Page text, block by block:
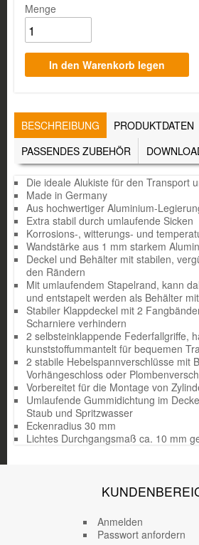
Menge
TABS
BESCHREIBUNG (AKTIVER
REITER)
PRODUKTDATEN
PASSENDES ZUBEHÖR
Die ideale Alukiste für den Transport
Made in Germany
Aus hochwertiger Aluminium-
Extra stabil durch umlaufende Sicken
Korrosions-, witterungs- und
Wandstärke aus 1 mm starkem
Deckel und Behälter mit stabilen,
den Rändern
Mit umlaufendem Stapelrand, kann
und entstapelt werden als Behälter
Stabiler Klappdeckel mit 2
Scharniere verhindern
2 selbsteinklappende Federfallgriffe,
kunststoffummantelt für bequemen
2 stabile Hebelspannverschlüsse mit
Vorhängeschloss oder
Vorbereitet für die Montage von
Umlaufende Gummidichtung im
Staub und Spritzwasser
Eckenradius 30 mm
Lichtes Durchgangsmaß ca. 10 mm
Anmelden
Passwort anfordern